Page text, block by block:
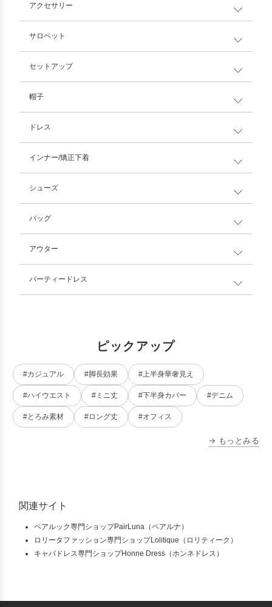
アクセサリー
サロペット
セットアップ
帽子
ドレス
インナー/矯正下着
シューズ
バッグ
アウター
パーティードレス
ピックアップ
#カジュアル #脚長効果 #上半身華奢見え
#ハイウエスト #ミニ丈 #下半身カバー #デニム
#とろみ素材 #ロング丈 #オフィス
→ もっとみる
関連サイト
ペアルック専門ショップPairLuna（ペアルナ）
ロリータファッション専門ショップLolitique（ロリティーク）
キャバドレス専門ショップHonne Dress（ホンネドレス）